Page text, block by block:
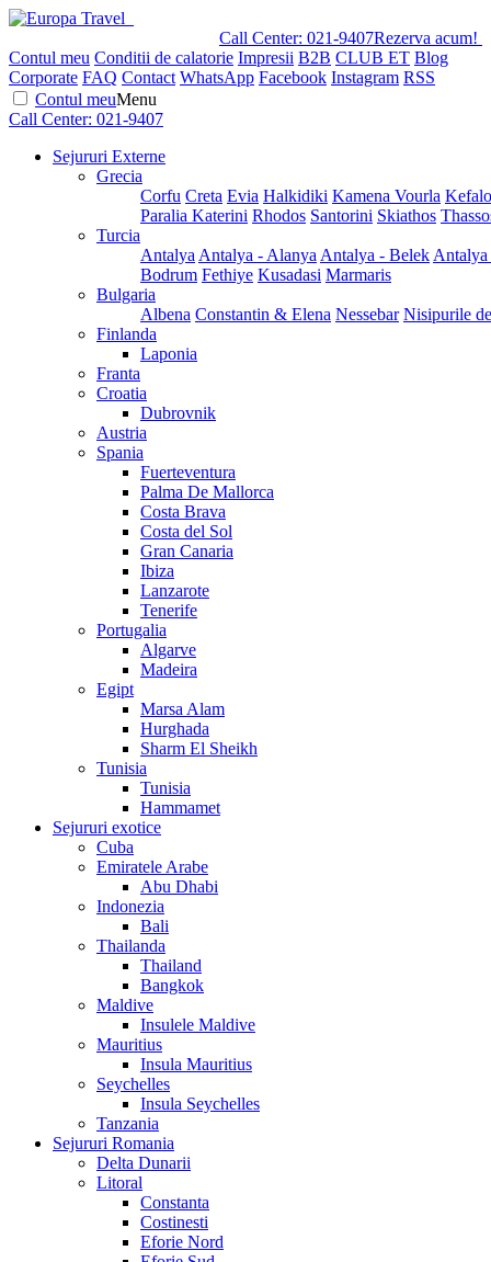
Call Center: 021-9407Rezerva acum!
Contul meu Conditii de calatorie Impresii B2B CLUB ET Blog
Corporate FAQ Contact WhatsApp Facebook Instagram RSS
Contul meuMenu
Call Center: 021-9407
Sejururi Externe
Grecia
Corfu Creta Evia Halkidiki Kamena Vourla
Paralia Katerini Rhodos Santorini Skiathos
Turcia
Antalya Antalya - Alanya Antalya - Belek
Bodrum Fethiye Kusadasi Marmaris
Bulgaria
Albena Constantin & Elena Nessebar Nisipurile
Finlanda
Laponia
Franta
Croatia
Dubrovnik
Austria
Spania
Fuerteventura
Palma De Mallorca
Costa Brava
Costa del Sol
Gran Canaria
Ibiza
Lanzarote
Tenerife
Portugalia
Algarve
Madeira
Egipt
Marsa Alam
Hurghada
Sharm El Sheikh
Tunisia
Tunisia
Hammamet
Sejururi exotice
Cuba
Emiratele Arabe
Abu Dhabi
Indonezia
Bali
Thailanda
Thailand
Bangkok
Maldive
Insulele Maldive
Mauritius
Insula Mauritius
Seychelles
Insula Seychelles
Tanzania
Sejururi Romania
Delta Dunarii
Litoral
Constanta
Costinesti
Eforie Nord